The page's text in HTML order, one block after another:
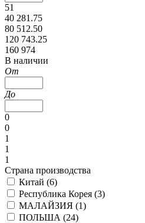
51
40 281.75
80 512.50
120 743.25
160 974
В наличии
От
До
0
0
1
1
1
Страна производства
Китай (6)
Республика Корея (3)
МАЛАЙЗИЯ (1)
ПОЛЬША (24)